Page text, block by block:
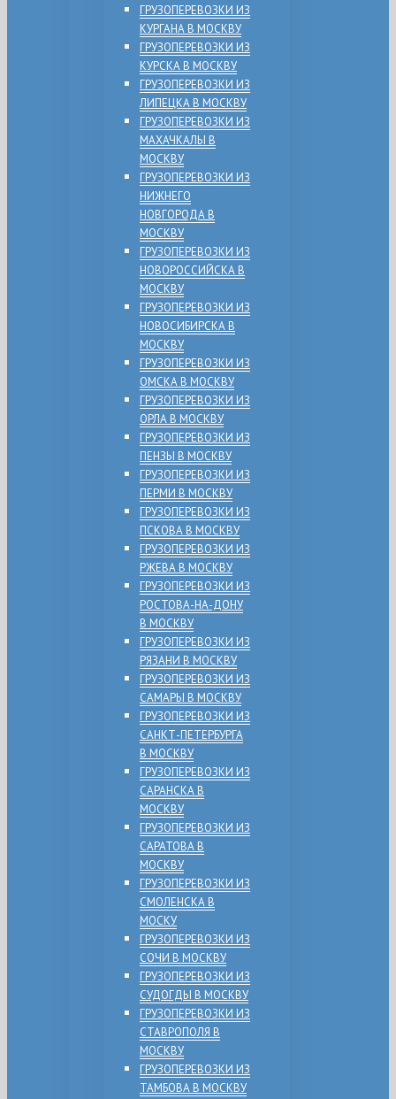
ГРУЗОПЕРЕВОЗКИ ИЗ
КУРГАНА В МОСКВУ
ГРУЗОПЕРЕВОЗКИ ИЗ
КУРСКА В МОСКВУ
ГРУЗОПЕРЕВОЗКИ ИЗ
ЛИПЕЦКА В МОСКВУ
ГРУЗОПЕРЕВОЗКИ ИЗ
МАХАЧКАЛЫ В
МОСКВУ
ГРУЗОПЕРЕВОЗКИ ИЗ
НИЖНЕГО
НОВГОРОДА В
МОСКВУ
ГРУЗОПЕРЕВОЗКИ ИЗ
НОВОРОССИЙСКА В
МОСКВУ
ГРУЗОПЕРЕВОЗКИ ИЗ
НОВОСИБИРСКА В
МОСКВУ
ГРУЗОПЕРЕВОЗКИ ИЗ
ОМСКА В МОСКВУ
ГРУЗОПЕРЕВОЗКИ ИЗ
ОРЛА В МОСКВУ
ГРУЗОПЕРЕВОЗКИ ИЗ
ПЕНЗЫ В МОСКВУ
ГРУЗОПЕРЕВОЗКИ ИЗ
ПЕРМИ В МОСКВУ
ГРУЗОПЕРЕВОЗКИ ИЗ
ПСКОВА В МОСКВУ
ГРУЗОПЕРЕВОЗКИ ИЗ
РЖЕВА В МОСКВУ
ГРУЗОПЕРЕВОЗКИ ИЗ
РОСТОВА-НА-ДОНУ
В МОСКВУ
ГРУЗОПЕРЕВОЗКИ ИЗ
РЯЗАНИ В МОСКВУ
ГРУЗОПЕРЕВОЗКИ ИЗ
САМАРЫ В МОСКВУ
ГРУЗОПЕРЕВОЗКИ ИЗ
САНКТ-ПЕТЕРБУРГА
В МОСКВУ
ГРУЗОПЕРЕВОЗКИ ИЗ
САРАНСКА В
МОСКВУ
ГРУЗОПЕРЕВОЗКИ ИЗ
САРАТОВА В
МОСКВУ
ГРУЗОПЕРЕВОЗКИ ИЗ
СМОЛЕНСКА В
МОСКУ
ГРУЗОПЕРЕВОЗКИ ИЗ
СОЧИ В МОСКВУ
ГРУЗОПЕРЕВОЗКИ ИЗ
СУДОГДЫ В МОСКВУ
ГРУЗОПЕРЕВОЗКИ ИЗ
СТАВРОПОЛЯ В
МОСКВУ
ГРУЗОПЕРЕВОЗКИ ИЗ
ТАМБОВА В МОСКВУ